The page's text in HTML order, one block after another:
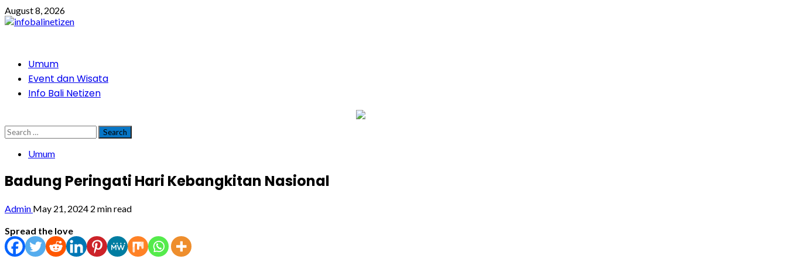
Skip
to
August 8, 2026
PrimaryUmum
Event dan Wisata
Info Bali Netizen
Search
for:
Umum
Badung Peringati Hari Kebangkitan Nasional
Admin May 21, 2024 2 min read
Spread the love